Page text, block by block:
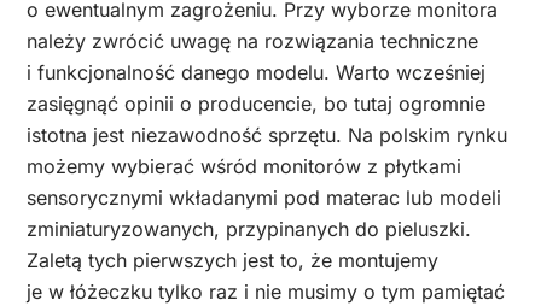
o ewentualnym zagrożeniu. Przy wyborze monitora
należy zwrócić uwagę na rozwiązania techniczne
i funkcjonalność danego modelu. Warto wcześniej
zasięgnąć opinii o producencie, bo tutaj ogromnie
istotna jest niezawodność sprzętu. Na polskim rynku
możemy wybierać wśród monitorów z płytkami
sensorycznymi wkładanymi pod materac lub modeli
zminiaturyzowanych, przypinanych do pieluszki.
Zaletą tych pierwszych jest to, że montujemy
je w łóżeczku tylko raz i nie musimy o tym pamiętać